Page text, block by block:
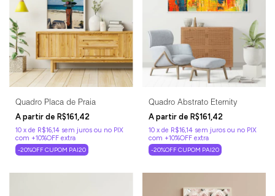
Quadro Placa de Praia
R$161,42
10 x de R$16,14 sem juros
-20%OFF CUPOM PAI20
Quadro Abstrato Eternity
R$161,42
10 x de R$16,14 sem juros
-20%OFF CUPOM PAI20